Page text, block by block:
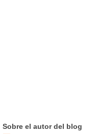
Sobre el autor del blog